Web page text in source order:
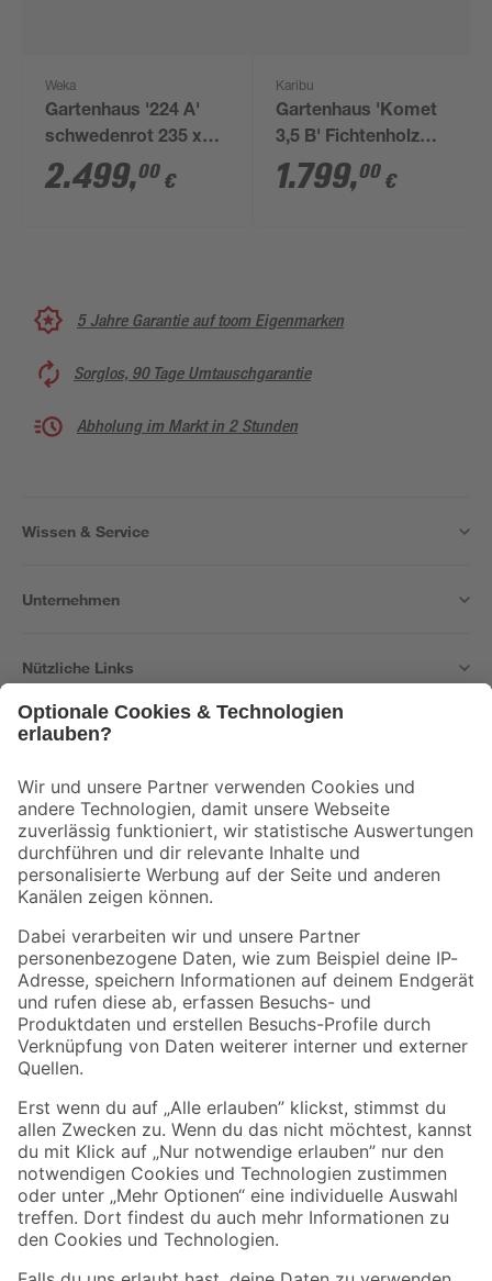
Weka
Gartenhaus '224 A'
schwedenrot 235 x
230 x 239 cm
2.499,00 €
Karibu
Gartenhaus 'Komet
3,5 B' Fichtenholz
terragrau /
graualuminium 238,5
1.799,00 €
5 Jahre Garantie auf toom Eigenmarken
Sorglos, 90 Tage Umtauschgarantie
Abholung im Markt in 2 Stunden
Wissen & Service
Unternehmen
Nützliche Links
Der toom Newsletter: Keine Angebote und Aktionen mehr verpassen!
Zur Newsletter Anmeldung
Folge uns
Zahlungsarten Versandarten
Sicher einkaufen
Jetzt die toom-App herunterladen